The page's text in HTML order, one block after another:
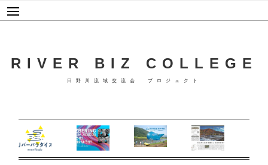
Skip
to
RIVER BIZ COLLEGE
日野川流域交流会 プロジェクト